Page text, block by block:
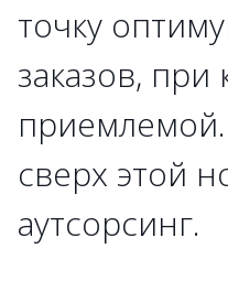
точку
заказов,
сверх этой
аутсорсинг.